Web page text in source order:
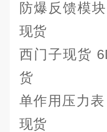
防爆反馈模
现货
西门子现货
货
单作用压力
现货